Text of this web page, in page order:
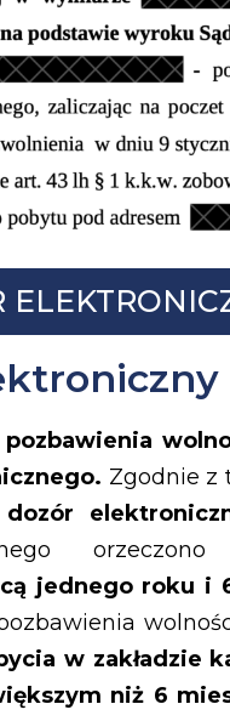
Zgodnie z
dozór
jednego roku i
w zakładzie
niż 6